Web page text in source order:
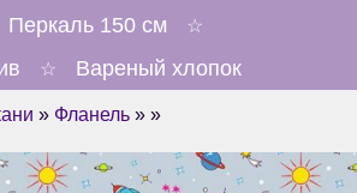
Перкаль 150 см ☆
☆ Вареный хлопок
» Фланель » »